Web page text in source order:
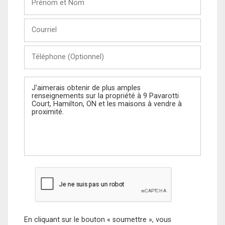
Nom
(Optionnel)
Message
En cliquant sur le bouton « soumettre », vous